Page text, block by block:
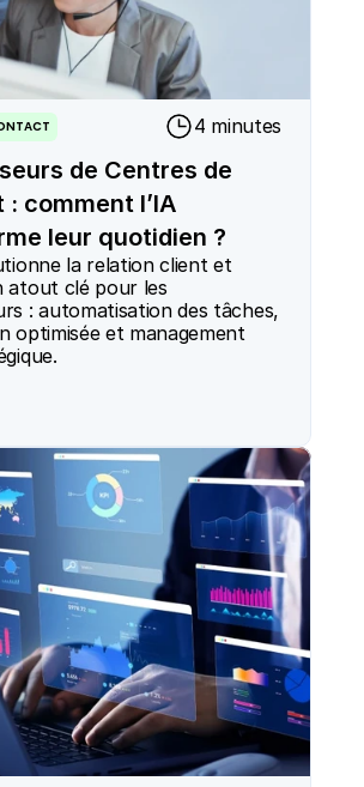
de Centres de
comment l’IA
leur quotidien ?
4 minutes
la relation client et
atout clé pour les
: automatisation des tâches,
optimisée et management